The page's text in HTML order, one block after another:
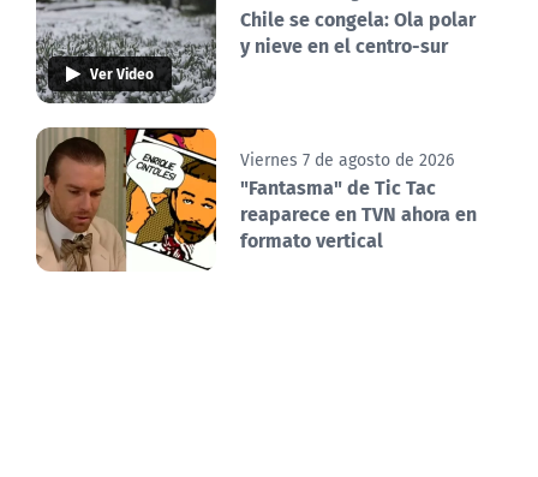
Ver Video
Chile se congela: Ola polar
y nieve en el centro-sur
Viernes 7 de agosto de 2026
"Fantasma" de Tic Tac
reaparece en TVN ahora en
formato vertical